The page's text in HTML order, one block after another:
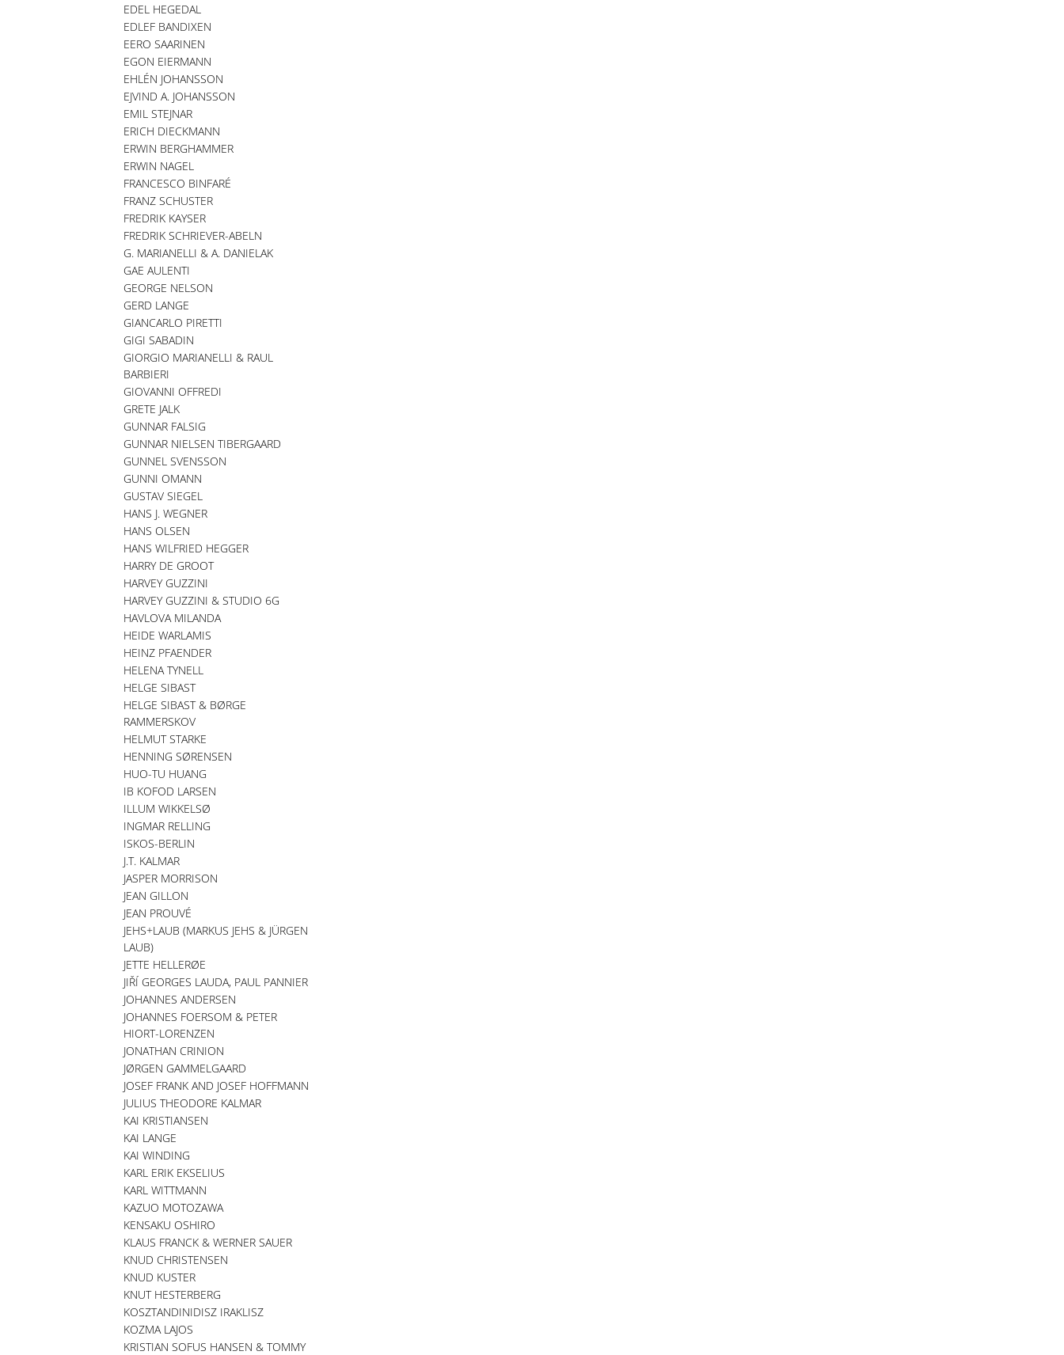
EDEL HEGEDAL
EDLEF BANDIXEN
EERO SAARINEN
EGON EIERMANN
EHLÉN JOHANSSON
EJVIND A. JOHANSSON
EMIL STEJNAR
ERICH DIECKMANN
ERWIN BERGHAMMER
ERWIN NAGEL
FRANCESCO BINFARÉ
FRANZ SCHUSTER
FREDRIK KAYSER
FREDRIK SCHRIEVER-ABELN
G. MARIANELLI & A. DANIELAK
GAE AULENTI
GEORGE NELSON
GERD LANGE
GIANCARLO PIRETTI
GIGI SABADIN
GIORGIO MARIANELLI & RAUL
BARBIERI
GIOVANNI OFFREDI
GRETE JALK
GUNNAR FALSIG
GUNNAR NIELSEN TIBERGAARD
GUNNEL SVENSSON
GUNNI OMANN
GUSTAV SIEGEL
HANS J. WEGNER
HANS OLSEN
HANS WILFRIED HEGGER
HARRY DE GROOT
HARVEY GUZZINI
HARVEY GUZZINI & STUDIO 6G
HAVLOVA MILANDA
HEIDE WARLAMIS
HEINZ PFAENDER
HELENA TYNELL
HELGE SIBAST
HELGE SIBAST & BØRGE
RAMMERSKOV
HELMUT STARKE
HENNING SØRENSEN
HUO-TU HUANG
IB KOFOD LARSEN
ILLUM WIKKELSØ
INGMAR RELLING
ISKOS-BERLIN
J.T. KALMAR
JASPER MORRISON
JEAN GILLON
JEAN PROUVÉ
JEHS+LAUB (MARKUS JEHS & JÜRGEN
LAUB)
JETTE HELLERØE
JIŘÍ GEORGES LAUDA, PAUL PANNIER
JOHANNES ANDERSEN
JOHANNES FOERSOM & PETER
HIORT-LORENZEN
JONATHAN CRINION
JØRGEN GAMMELGAARD
JOSEF FRANK AND JOSEF HOFFMANN
JULIUS THEODORE KALMAR
KAI KRISTIANSEN
KAI LANGE
KAI WINDING
KARL ERIK EKSELIUS
KARL WITTMANN
KAZUO MOTOZAWA
KENSAKU OSHIRO
KLAUS FRANCK & WERNER SAUER
KNUD CHRISTENSEN
KNUD KUSTER
KNUT HESTERBERG
KOSZTANDINIDISZ IRAKLISZ
KOZMA LAJOS
KRISTIAN SOFUS HANSEN & TOMMY